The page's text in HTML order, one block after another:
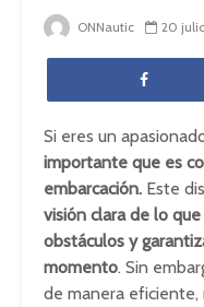
ONNautic 20
Si eres un
importante que es
embarcación. Este
visión clara de lo
obstáculos y
momento. Sin
de manera eficiente,